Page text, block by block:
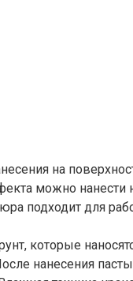
на
можно нанести
подходит для
которые
нанесения